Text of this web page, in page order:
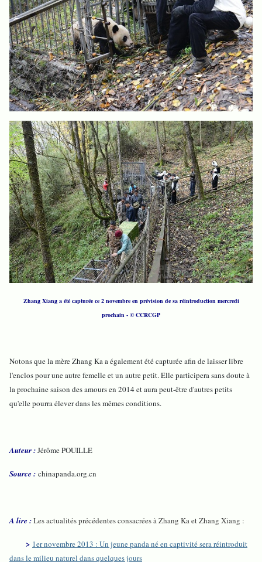
Zhang Xiang a été capturée ce 2 novembre en prévision de sa réintroduction mercredi
prochain - © CCRCGP
Notons que la mère Zhang Ka a également été capturée afin de laisser libre
l'enclos pour une autre femelle et un autre petit. Elle participera sans doute à
la prochaine saison des amours en 2014 et aura peut-être d'autres petits
qu'elle pourra élever dans les mêmes conditions.
Auteur :Jérôme POUILLE
Source : chinapanda.org.cn
A lire :Les actualités précédentes consacrées à Zhang Ka et Zhang Xiang :
> 1er novembre 2013 : Un jeune panda né en captivité sera réintroduit
dans le milieu naturel dans quelques jours